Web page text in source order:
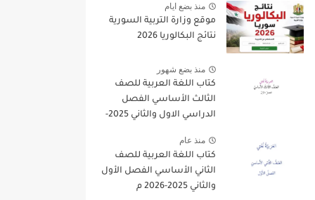
منذ بضع ايام
موقع وزارة التربية السورية
نتائج البكالوريا 2026
منذ بضع شهور
كتاب اللغة العربية للصف
الثالث الأساسي الفصل
الدراسي الاول والثاني 2025-
منذ عام
كتاب اللغة العربية للصف
الثاني الأساسي الفصل الأول
والثاني 2025-2026 م